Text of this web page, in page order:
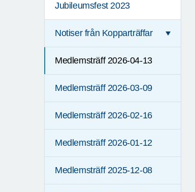
Jubileumsfest 2023
Notiser från Kopparträffar
Medlemsträff 2026-04-13
Medlemsträff 2026-03-09
Medlemsträff 2026-02-16
Medlemsträff 2026-01-12
Medlemsträff 2025-12-08